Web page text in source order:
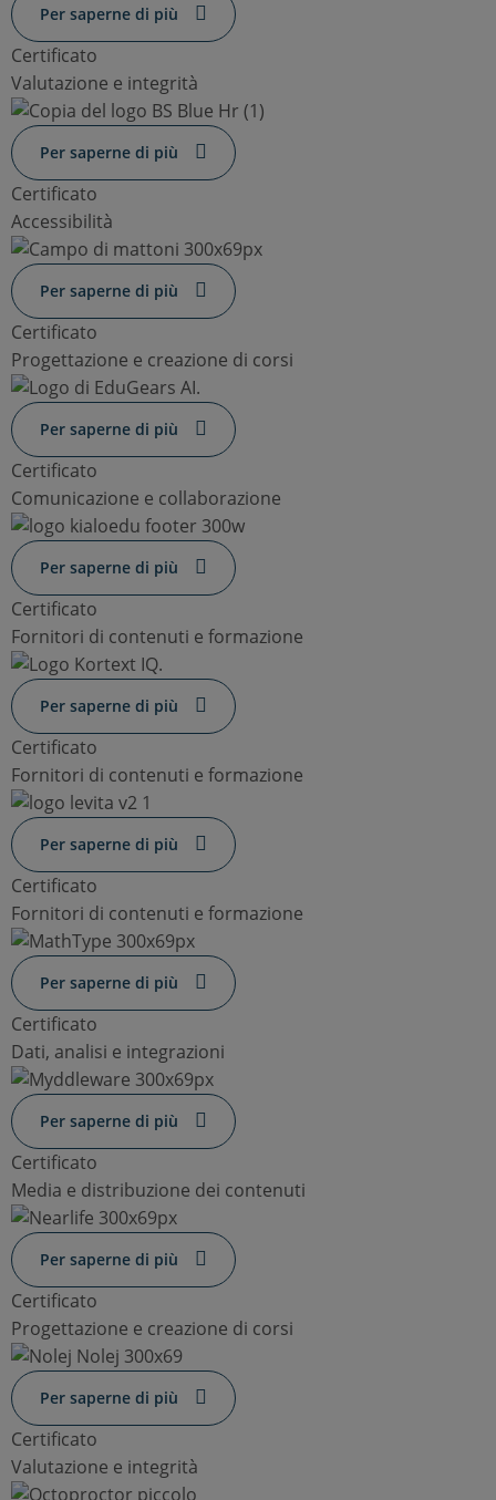
Per saperne di più
Certificato
Valutazione e integrità
Per saperne di più
Certificato
Accessibilità
Per saperne di più
Certificato
Progettazione e creazione di corsi
Per saperne di più
Certificato
Comunicazione e collaborazione
Per saperne di più
Certificato
Fornitori di contenuti e formazione
Per saperne di più
Certificato
Fornitori di contenuti e formazione
Per saperne di più
Certificato
Fornitori di contenuti e formazione
Per saperne di più
Certificato
Dati, analisi e integrazioni
Per saperne di più
Certificato
Media e distribuzione dei contenuti
Per saperne di più
Certificato
Progettazione e creazione di corsi
Per saperne di più
Certificato
Valutazione e integrità